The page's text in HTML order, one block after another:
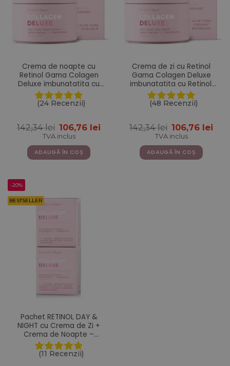
Crema de noapte cu
Retinol Gama Colagen
Deluxe imbunatatita cu
Aloe Vera, Unt de Shea,
Vitamina E si Niacinamide
(24 Recenzii)
142,34lei Prețul
inițial
a
fost:
142,34 lei.
106,76 lei
TVA inclus
ADAUGĂ ÎN COȘ
Crema de zi cu Retinol
Gama Colagen Deluxe
imbunatatita cu Retinol,
Acid Hialuronic, Colagen
Marin, Vitamina E, Unt de
Shea, Ulei de Jojoba, Aloe
(48 Recenzii)
142,34lei Prețul
inițial
a
fost:
142,34 lei.
106,76 lei
TVA inclus
ADAUGĂ ÎN COȘ
-20%
BESTSELLER
Pachet RETINOL DAY &
NIGHT cu Crema de Zi +
Crema de Noapte –
Gama Colagen Deluxe
(11 Recenzii)